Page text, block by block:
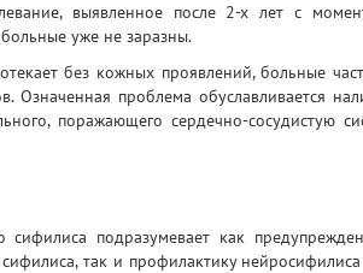
выявленное после 2-х лет с
уже не заразны.
без кожных проявлений, больные
Означенная проблема обуславливается
поражающего сердечно-сосудистую
сифилиса подразумевает как
так и профилактику